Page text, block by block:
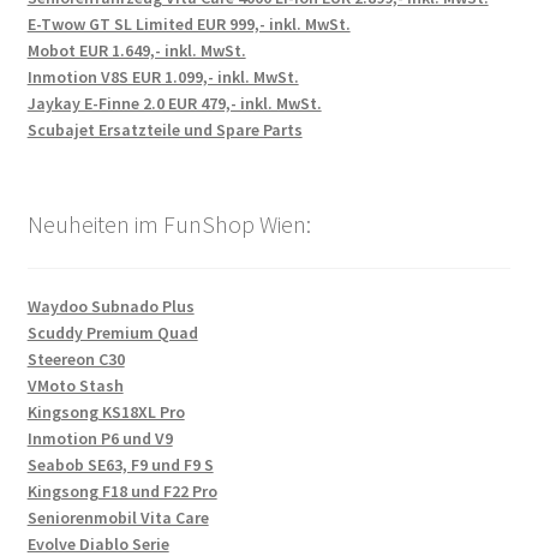
E-Twow GT SL Limited EUR 999,- inkl. MwSt.
Mobot EUR 1.649,- inkl. MwSt.
Inmotion V8S EUR 1.099,- inkl. MwSt.
Jaykay E-Finne 2.0 EUR 479,- inkl. MwSt.
Scubajet Ersatzteile und Spare Parts
Neuheiten im FunShop Wien:
Waydoo Subnado Plus
Scuddy Premium Quad
Steereon C30
VMoto Stash
Kingsong KS18XL Pro
Inmotion P6 und V9
Seabob SE63, F9 und F9 S
Kingsong F18 und F22 Pro
Seniorenmobil Vita Care
Evolve Diablo Serie